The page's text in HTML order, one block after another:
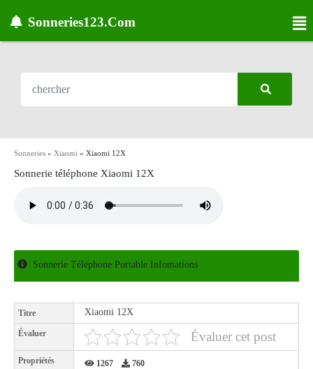
Sonneries123.Com
Sonneries » Xiaomi » Xiaomi 12X
Sonnerie téléphone Xiaomi 12X
Sonnerie Téléphone Portable Infomations
Titre Xiaomi 12X
Évaluer Évaluer cet post
Propriétés 1267 760